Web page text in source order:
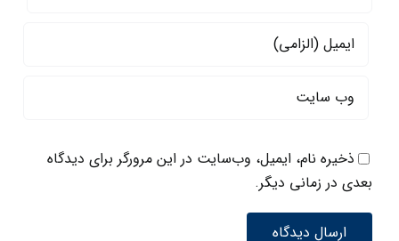
ذخیره نام، ایمیل، وب‌سایت در این مرورگر برای دیدگاه
بعدی در زمانی دیگر.